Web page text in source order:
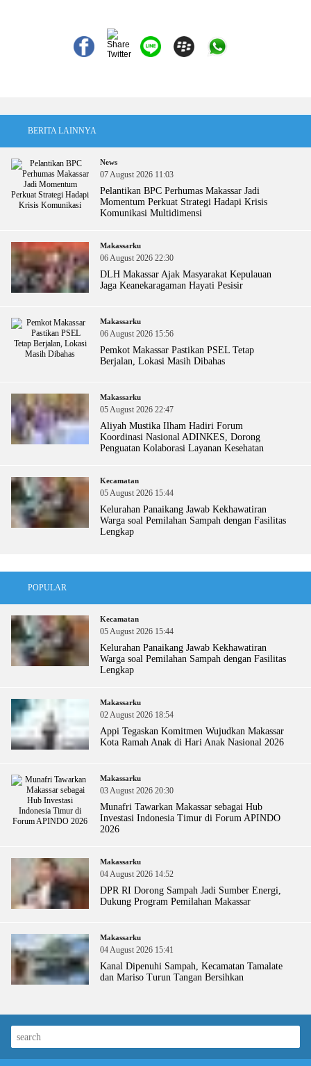
BERITA LAINNYA
News
07 August 2026 11:03
Pelantikan BPC Perhumas Makassar Jadi
Momentum Perkuat Strategi Hadapi Krisis
Komunikasi Multidimensi
Makassarku
06 August 2026 22:30
DLH Makassar Ajak Masyarakat Kepulauan
Jaga Keanekaragaman Hayati Pesisir
Makassarku
06 August 2026 15:56
Pemkot Makassar Pastikan PSEL Tetap
Berjalan, Lokasi Masih Dibahas
Makassarku
05 August 2026 22:47
Aliyah Mustika Ilham Hadiri Forum
Koordinasi Nasional ADINKES, Dorong
Penguatan Kolaborasi Layanan Kesehatan
Kecamatan
05 August 2026 15:44
Kelurahan Panaikang Jawab Kekhawatiran
Warga soal Pemilahan Sampah dengan Fasilitas
Lengkap
POPULAR
Kecamatan
05 August 2026 15:44
Kelurahan Panaikang Jawab Kekhawatiran
Warga soal Pemilahan Sampah dengan Fasilitas
Lengkap
Makassarku
02 August 2026 18:54
Appi Tegaskan Komitmen Wujudkan Makassar
Kota Ramah Anak di Hari Anak Nasional 2026
Makassarku
03 August 2026 20:30
Munafri Tawarkan Makassar sebagai Hub
Investasi Indonesia Timur di Forum APINDO
2026
Makassarku
04 August 2026 14:52
DPR RI Dorong Sampah Jadi Sumber Energi,
Dukung Program Pemilahan Makassar
Makassarku
04 August 2026 15:41
Kanal Dipenuhi Sampah, Kecamatan Tamalate
dan Mariso Turun Tangan Bersihkan